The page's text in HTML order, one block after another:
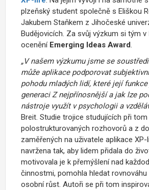
plzeňský student společně s Eliškou
Jakubem Staňkem z Jihočeské
Budějovicích. Za svůj výzkum si tým v
ocenění Emerging Ideas Award.
„V našem výzkumu jsme se
může aplikace podporovat
pohodu mladých lidí, které její
generaci Z nejpřínosnější a jak lze
nástroje využít v psychologii a
Breit. Studie trojice studujících při
polostrukturovaných rozhovorů a z
zaměřených na uživatele aplikace XP-
navržena tak, aby lidem přidala do
motivovala je k přemýšlení nad
činnostmi, pomohla hledat rovnováhu
osobní růst. Autoři se při tom